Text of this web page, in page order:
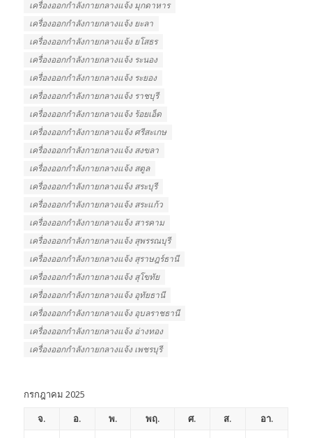
เครื่องออกกําลังกายกลางแจ้ง มุกดาหาร
เครื่องออกกําลังกายกลางแจ้ง ยะลา
เครื่องออกกําลังกายกลางแจ้ง ยโสธร
เครื่องออกกําลังกายกลางแจ้ง ระนอง
เครื่องออกกําลังกายกลางแจ้ง ระยอง
เครื่องออกกําลังกายกลางแจ้ง ราชบุรี
เครื่องออกกําลังกายกลางแจ้ง ร้อยเอ็ด
เครื่องออกกําลังกายกลางแจ้ง ศรีสะเกษ
เครื่องออกกําลังกายกลางแจ้ง สงขลา
เครื่องออกกําลังกายกลางแจ้ง สตูล
เครื่องออกกําลังกายกลางแจ้ง สระบุรี
เครื่องออกกําลังกายกลางแจ้ง สระแก้ว
เครื่องออกกําลังกายกลางแจ้ง สารคาม
เครื่องออกกําลังกายกลางแจ้ง สุพรรณบุรี
เครื่องออกกําลังกายกลางแจ้ง สุราษฎร์ธานี
เครื่องออกกําลังกายกลางแจ้ง สุโขทัย
เครื่องออกกําลังกายกลางแจ้ง อุทัยธานี
เครื่องออกกําลังกายกลางแจ้ง อุบลราชธานี
เครื่องออกกําลังกายกลางแจ้ง อ่างทอง
เครื่องออกกําลังกายกลางแจ้ง เพชรบุรี
กรกฎาคม 2025
จ.
อ. พ. พฤ. ศ. ส.
อา.